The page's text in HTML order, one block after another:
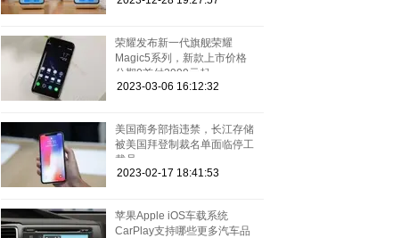
荣耀发布新一代旗舰荣耀
Magic5系列，新款上市价格
分期0首付3999元起
2023-03-06 16:12:32
美国商务部指违禁，长江存储
被美国拜登制裁名单面临停工
裁员
2023-02-17 18:41:53
苹果Apple iOS车载系统
CarPlay支持哪些更多汽车品